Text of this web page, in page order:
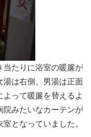
当たりに浴室の暖簾が
湯は右側、男湯は正面
って暖簾を替えるよ
院みたいなカーテンが
となっていました。